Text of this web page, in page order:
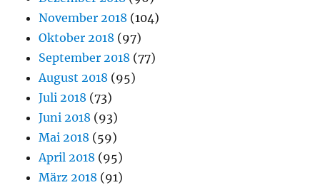
November 2018 (104)
Oktober 2018 (97)
September 2018 (77)
August 2018 (95)
Juli 2018 (73)
Juni 2018 (93)
Mai 2018 (59)
April 2018 (95)
März 2018 (91)